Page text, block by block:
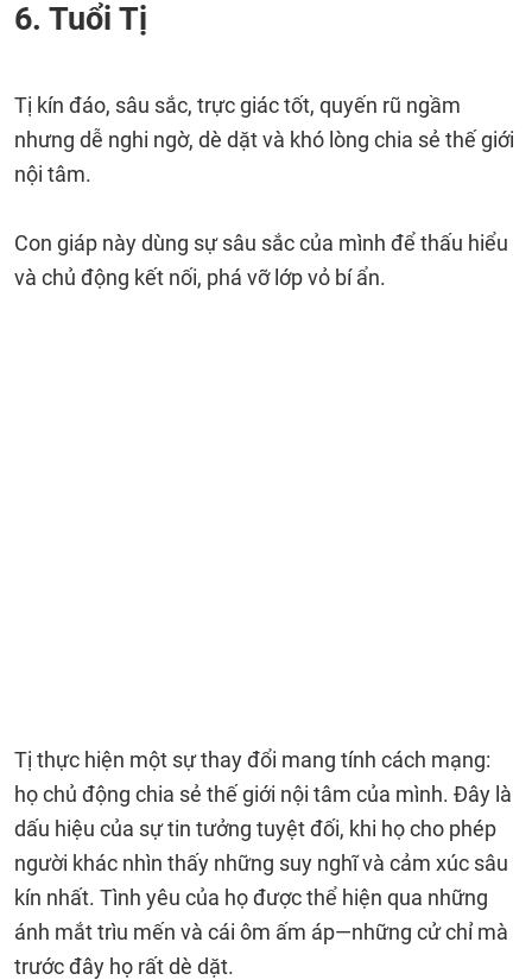
6. Tuổi Tị
Tị kín đáo, sâu sắc, trực giác tốt, quyến rũ ngầm
nhưng dễ nghi ngờ, dè dặt và khó lòng chia sẻ thế giới
nội tâm.
Con giáp này dùng sự sâu sắc của mình để thấu hiểu
và chủ động kết nối, phá vỡ lớp vỏ bí ẩn.
Tị thực hiện một sự thay đổi mang tính cách mạng:
họ chủ động chia sẻ thế giới nội tâm của mình. Đây là
dấu hiệu của sự tin tưởng tuyệt đối, khi họ cho phép
người khác nhìn thấy những suy nghĩ và cảm xúc sâu
kín nhất. Tình yêu của họ được thể hiện qua những
ánh mắt trìu mến và cái ôm ấm áp—những cử chỉ mà
trước đây họ rất dè dặt.